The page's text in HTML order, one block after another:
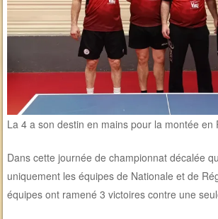
La 4 a son destin en mains pour la montée en
Dans cette journée de championnat décalée
uniquement les équipes de Nationale et de
équipes ont ramené 3 victoires contre une